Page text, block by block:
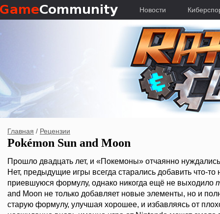
Новости
Главная / Рецензии
Pokémon Sun and Moon
Прошло двадцать лет, и «Покемоны» отчаянно
Нет, предыдущие игры всегда старались добавить что-то
приевшуюся формулу, однако никогда ещё не выходило
and Moon не только добавляет новые элементы, но и
старую формулу, улучшая хорошее, и избавляясь от